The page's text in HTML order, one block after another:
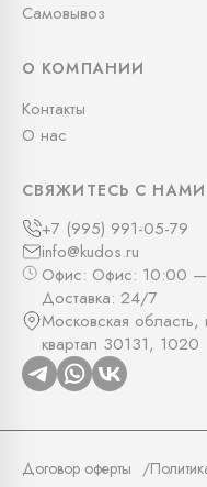
Самовывоз
О КОМПАНИИ
Контакты
О нас
СВЯЖИТЕСЬ С НАМИ
+7 (995) 991-05-79
info@kudos.ru
Офис: Офис: 10:00
Доставка: 24/7
Московская
квартал 30131, 1020
Договор оферты